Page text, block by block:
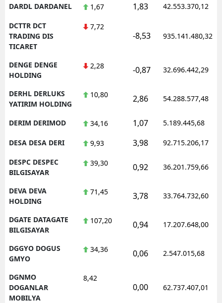
DARDL DARDANEL 1,67 1,83 42.553.370,12
DCTTR DCT
TRADING DIS
TICARET
7,72
-8,53 935.141.480,32
DENGE DENGE
HOLDING
2,28 -0,87 32.696.442,29
DERHL DERLUKS
YATIRIM HOLDING
10,80 2,86 54.288.577,48
DERIM DERIMOD 34,16 1,07 5.189.445,68
DESA DESA DERI 9,93 3,98 92.715.206,17
DESPC DESPEC
BILGISAYAR
39,30 0,92 36.201.759,66
DEVA DEVA
HOLDING
71,45 3,78 33.764.732,60
DGATE DATAGATE
BILGISAYAR
107,20 0,94 17.207.648,00
DGGYO DOGUS
GMYO
34,36 0,06 2.547.015,68
DGNMO
DOGANLAR
MOBILYA
8,42
0,00 62.737.407,01